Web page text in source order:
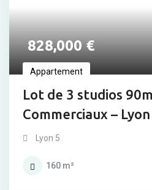
828,000€
Appartement
Lot de 3 studios
Commerciaux –
Lyon 5
160 m²